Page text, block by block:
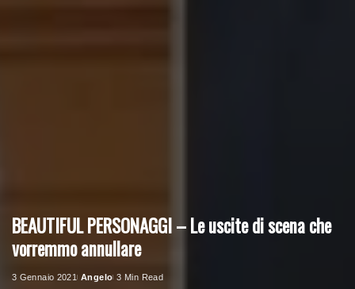
BEAUTIFUL PERSONAGGI – Le uscite di scena che
vorremmo annullare
3 Gennaio 2021
Posted
Angelo 3 Min Read